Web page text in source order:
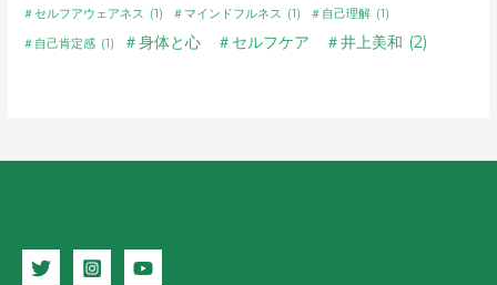
＃セルフアウェアネス (1) ＃マインドフルネス (1) ＃自己理解 (1)
＃自己肯定感 (1) ＃身体と心 ＃セルフケア ＃井上美和 (2)